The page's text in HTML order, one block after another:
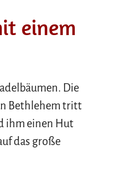
einem
Die
Bethlehem tritt
ihm einen Hut
das große